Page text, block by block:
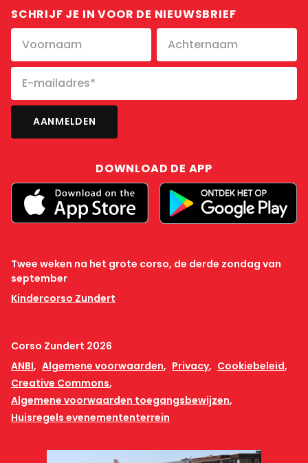
SCHRIJF JE IN VOOR DE NIEUWSBRIEF
DOWNLOAD DE APP
Twee weken na het grote corso, de derde zondag van
september
Kindercorso Zundert
Corso Zundert 2026
ANBI
Algemene voorwaarden Privacy
Cookiebeleid
Creative Commons
Algemene voorwaarden toegangsbewijzen
Huisregels evenemententerrein